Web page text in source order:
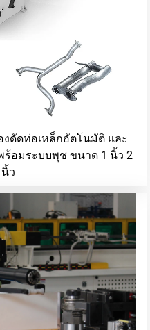
องดัดท่อเหล็กอัตโนมัติ และ
ร้อมระบบพุช ขนาด 1 นิ้ว 2
ว